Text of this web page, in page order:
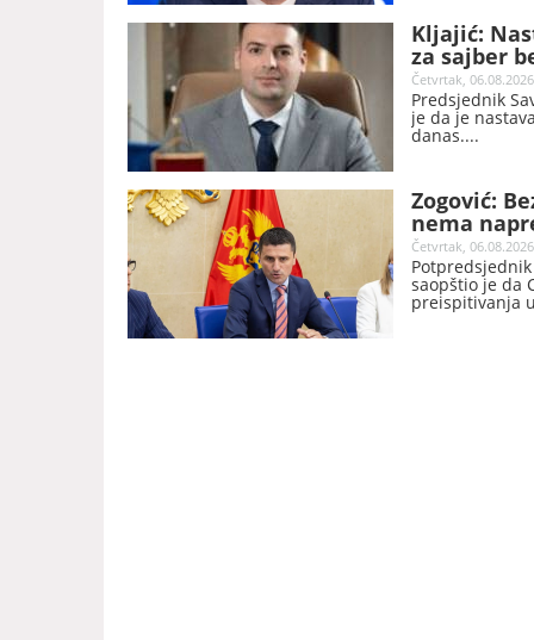
Kljajić:
za sajber
Četvrtak,
Predsjednik
je da je
danas.
Zogović:
nema
Četvrtak,
saopštio je da
preispitivanja
oduzimanja